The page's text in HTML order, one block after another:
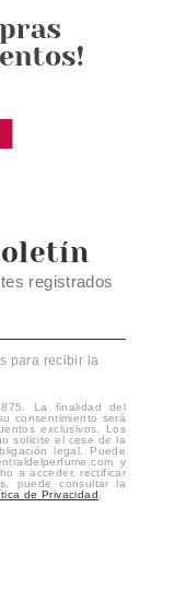
registrados
para recibir la
La finalidad del
consentimiento será
exclusivos. Los
solicite el cese de la
legal. Puede
y
a acceder, rectificar
puede consultar la
de Privacidad